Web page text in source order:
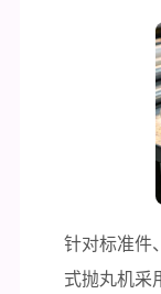
针对标准件
式抛丸机采